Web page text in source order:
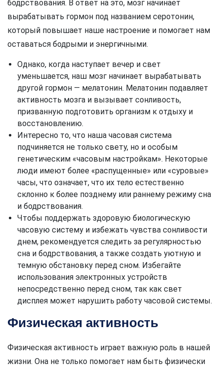
бодрствования. В ответ на это, мозг начинает
вырабатывать гормон под названием серотонин,
который повышает наше настроение и помогает нам
оставаться бодрыми и энергичными.
Однако, когда наступает вечер и свет
уменьшается, наш мозг начинает вырабатывать
другой гормон — мелатонин. Мелатонин подавляет
активность мозга и вызывает сонливость,
призванную подготовить организм к отдыху и
восстановлению.
Интересно то, что наша часовая система
подчиняется не только свету, но и особым
генетическим «часовым настройкам». Некоторые
люди имеют более «распущенные» или «суровые»
часы, что означает, что их тело естественно
склонно к более позднему или раннему режиму сна
и бодрствования.
Чтобы поддержать здоровую биологическую
часовую систему и избежать чувства сонливости
днем, рекомендуется следить за регулярностью
сна и бодрствования, а также создать уютную и
темную обстановку перед сном. Избегайте
использования электронных устройств
непосредственно перед сном, так как свет
дисплея может нарушить работу часовой системы.
Физическая активность
Физическая активность играет важную роль в нашей
жизни. Она не только помогает нам быть физически